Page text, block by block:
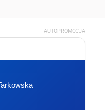
AUTOPROMOCJA